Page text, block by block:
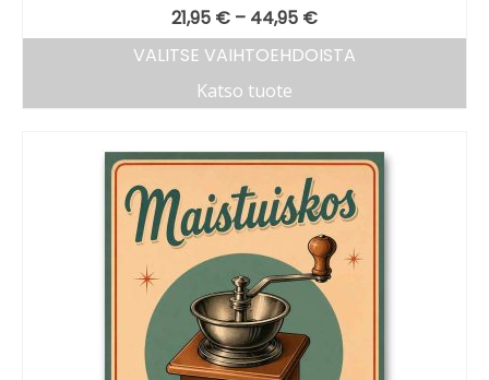
21,95 € – 44,95 €
VALITSE VAIHTOEHDOISTA
Katso tuote